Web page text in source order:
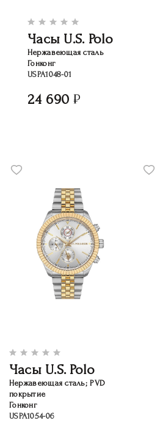
Часы U.S. Polo
Нержавеющая сталь
Гонконг
USPA1048-01
24 690
Часы U.S. Polo
Нержавеющая сталь; PVD
покрытие
Гонконг
USPA1054-06